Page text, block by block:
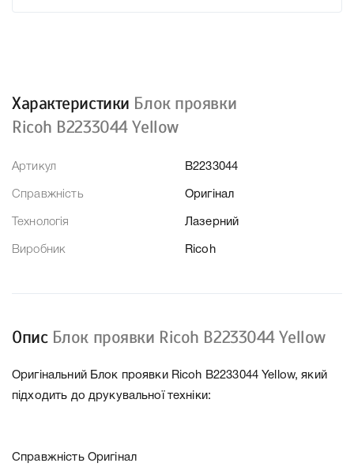
Характеристики Блок проявки
Ricoh B2233044 Yellow
Артикул B2233044
Справжність Оригінал
Технологія Лазерний
Виробник Ricoh
Опис Блок проявки Ricoh B2233044 Yellow
Оригінальний Блок проявки Ricoh B2233044 Yellow, який
підходить до друкувальної техніки:
Справжність Оригінал